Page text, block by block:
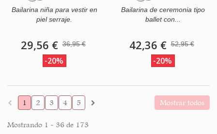
Bailarina niña para vestir en
piel serraje.
29,56 € 36,95 €
-20%
Bailarina de ceremonia tipo
ballet con...
42,36 € 52,95 €
-20%
Mostrar todos
1 2 3 4 5
Mostrando 1 - 36 de 173